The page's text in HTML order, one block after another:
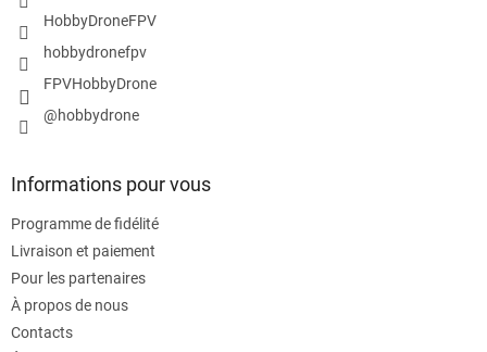
HobbyDroneFPV
hobbydronefpv
FPVHobbyDrone
@hobbydrone
Informations pour vous
Programme de fidélité
Livraison et paiement
Pour les partenaires
À propos de nous
Contacts